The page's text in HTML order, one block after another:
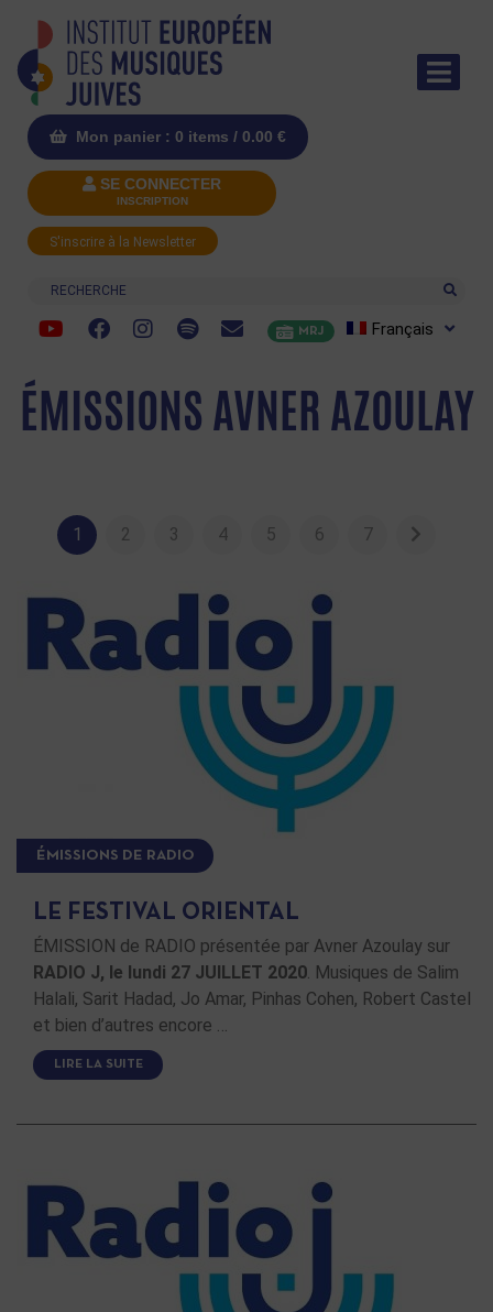
Mon panier : 0 items / 0.00 €
SE CONNECTER
INSCRIPTION
S'inscrire à la Newsletter
Recherche
MRJ Français
ÉMISSIONS AVNER AZOULAY
1 2 3 4 5 6 7
ÉMISSIONS DE RADIO
LE FESTIVAL ORIENTAL
ÉMISSION de RADIO présentée par Avner Azoulay sur
RADIO J, le lundi 27 JUILLET 2020 . Musiques de Salim
Halali, Sarit Hadad, Jo Amar, Pinhas Cohen, Robert Castel
et bien d’autres encore …
LIRE LA SUITE